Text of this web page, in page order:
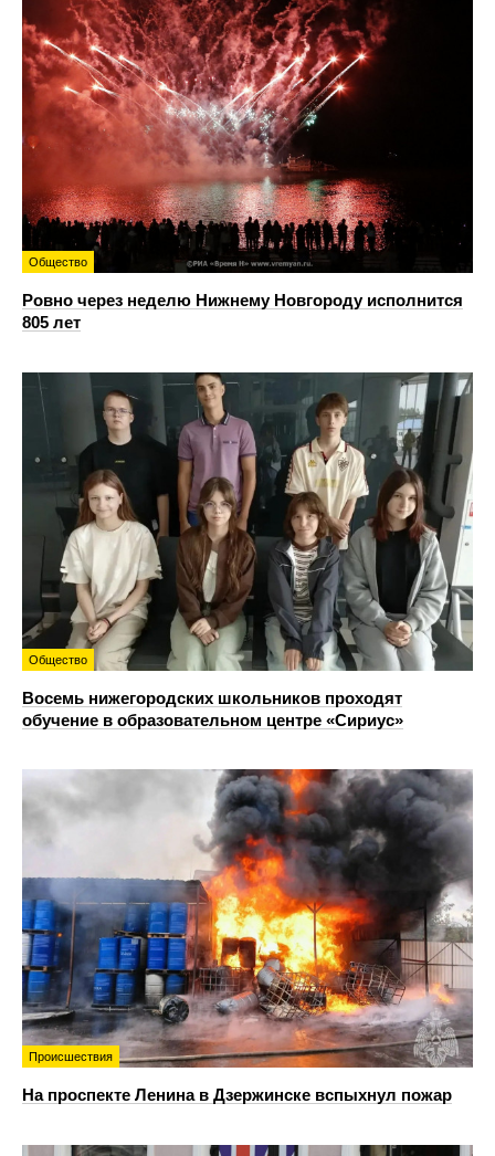
Общество
Ровно через неделю Нижнему Новгороду исполнится
805 лет
Общество
Восемь нижегородских школьников проходят
обучение в образовательном центре «Сириус»
Происшествия
На проспекте Ленина в Дзержинске вспыхнул пожар